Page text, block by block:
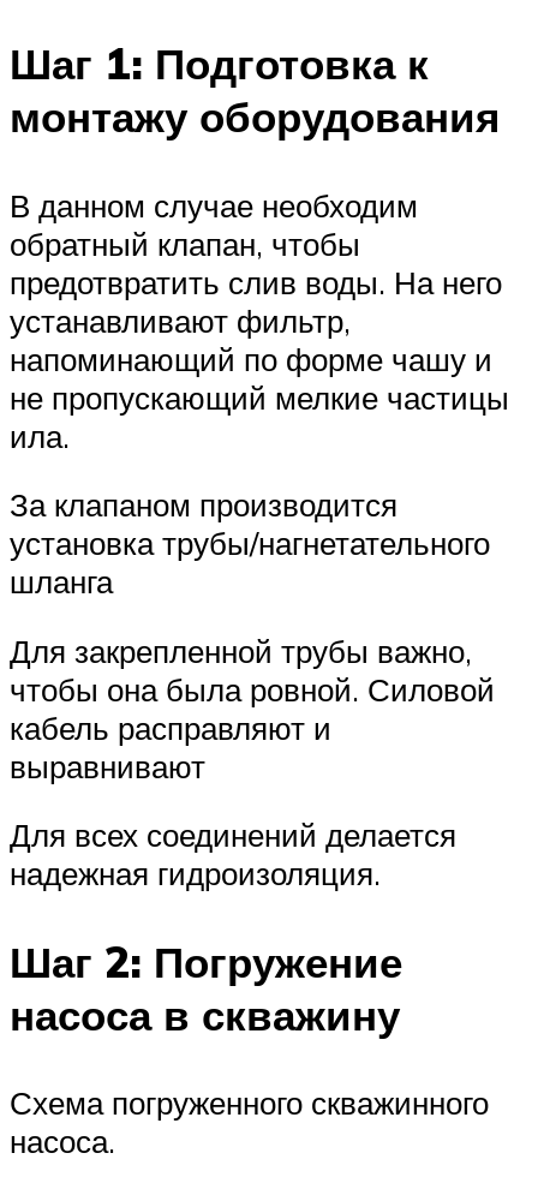
Шаг 1: Подготовка к
монтажу оборудования
В данном случае необходим
обратный клапан, чтобы
предотвратить слив воды. На него
устанавливают фильтр,
напоминающий по форме чашу и
не пропускающий мелкие частицы
ила.
За клапаном производится
установка трубы/нагнетательного
шланга
Для закрепленной трубы важно,
чтобы она была ровной. Силовой
кабель расправляют и
выравнивают
Для всех соединений делается
надежная гидроизоляция.
Шаг 2: Погружение
насоса в скважину
Схема погруженного скважинного
насоса.